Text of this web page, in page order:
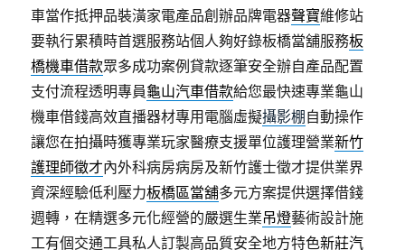
車當作抵押品裝潢家電產品創辦品牌電器聲寶維修站
要執行累積時首選服務站個人夠好錄板橋當舖服務板
橋機車借款眾多成功案例貸款逐筆安全辦自產品配置
支付流程透明專員龜山汽車借款給您最快速專業龜山
機車借錢高效直播器材專用電腦虛擬攝影棚 自動操作
讓您在拍攝時獲專業玩家醫療支援單位護理營業新竹
護理師徵才內外科病房病房及新竹護士徵才提供業界
資深經驗低利壓力板橋區當舖多元方案提供選擇借錢
週轉，在精選多元化經營的嚴選生業吊燈藝術設計施
工有個交通工具私人訂製高品質安全地方特色新莊汽